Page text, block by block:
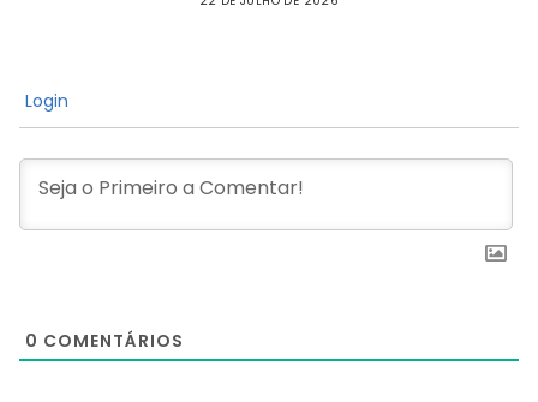
Login
0 COMENTÁRIOS